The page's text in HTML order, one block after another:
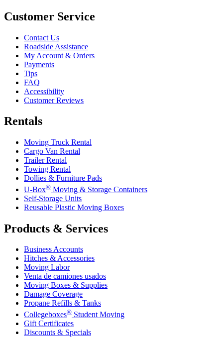
Customer Service
Contact Us
Roadside Assistance
My Account & Orders
Payments
Tips
FAQ
Accessibility
Customer Reviews
Rentals
Moving Truck Rental
Cargo Van Rental
Trailer Rental
Towing Rental
Dollies & Furniture Pads
U-Box® Moving & Storage Containers
Self-Storage Units
Reusable Plastic Moving Boxes
Products & Services
Business Accounts
Hitches & Accessories
Moving Labor
Venta de camiones usados
Moving Boxes & Supplies
Damage Coverage
Propane Refills & Tanks
Collegeboxes® Student Moving
Gift Certificates
Discounts & Specials